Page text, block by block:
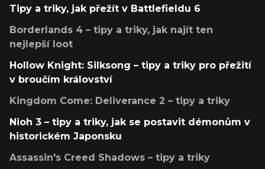
Tipy a triky, jak přežít v Battlefieldu 6
Borderlands 4 – tipy a triky, jak najít ten
nejlepší loot
Hollow Knight: Silksong – tipy a triky pro přežití
v broučím království
Kingdom Come: Deliverance 2 – tipy a triky
Nioh 3 – tipy a triky, jak se postavit démonům v
historickém Japonsku
Assassin's Creed Shadows – tipy a triky